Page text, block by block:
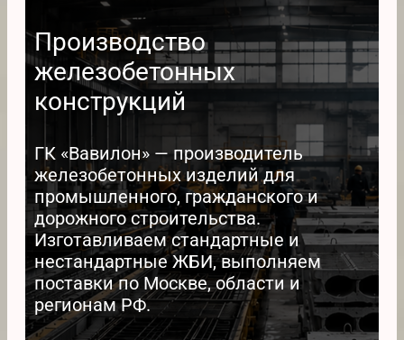
Производство
железобетонных
конструкций
ГК «Вавилон» — производитель
железобетонных изделий для
промышленного, гражданского и
дорожного строительства.
Изготавливаем стандартные и
нестандартные ЖБИ, выполняем
поставки по Москве, области и
регионам РФ.